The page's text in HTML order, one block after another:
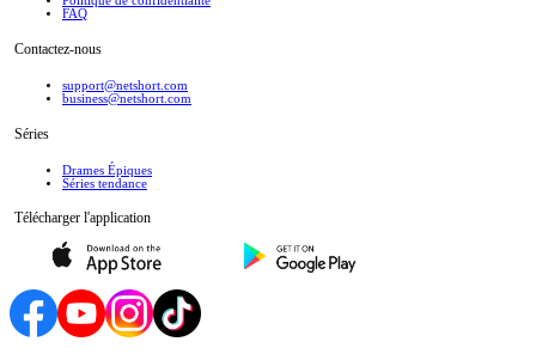
FAQ
Contactez-nous
support@netshort.com
business@netshort.com
Séries
Drames Épiques
Séries tendance
Télécharger l'application